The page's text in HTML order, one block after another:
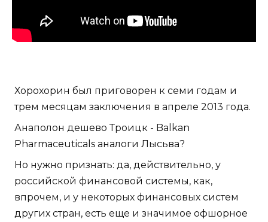
Хорохорин был приговорен к семи годам и
трем месяцам заключения в апреле 2013 года.
Анаполон дешево Троицк - Balkan
Pharmaceuticals аналоги Лысьва?
Но нужно признать: да, действительно, у
российской финансовой системы, как,
впрочем, и у некоторых финансовых систем
других стран, есть еще и значимое офшорное